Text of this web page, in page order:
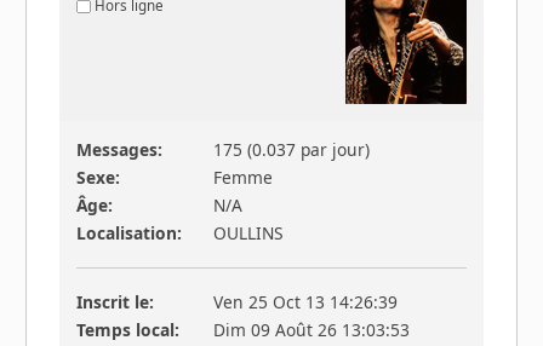
Hors ligne
Messages:
175 (0.037 par jour)
Sexe:
Femme
Âge:
N/A
Localisation:
OULLINS
Inscrit le:
Ven 25 Oct 13 14:26:39
Temps local:
Dim 09 Août 26 13:03:53